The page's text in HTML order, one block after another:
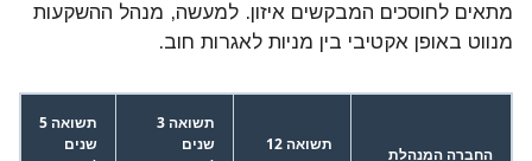
מתאים לחוסכים המבקשים איזון. למעשה, מנהל ההשקעות
מנווט באופן אקטיבי בין מניות לאגרות חוב.
החברה המנהלת
תשואה 12
תשואה 3
שנים
תשואה 5
שנים